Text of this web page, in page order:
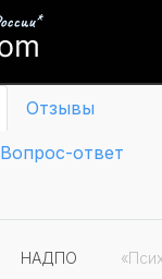
Отзывы
Вопрос-ответ
НАДПО